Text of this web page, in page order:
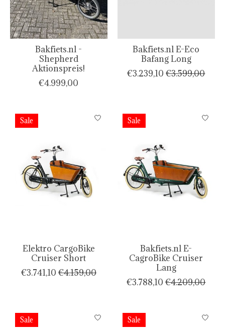
Bakfiets.nl -
Shepherd
Aktionspreis!
€4.999,00
Bakfiets.nl E-Eco
Bafang Long
€3.239,10 €3.599,00
Sale
Elektro CargoBike
Cruiser Short
€3.741,10 €4.159,00
Sale
Bakfiets.nl E-
CagroBike Cruiser
Lang
€3.788,10 €4.209,00
Sale Sale